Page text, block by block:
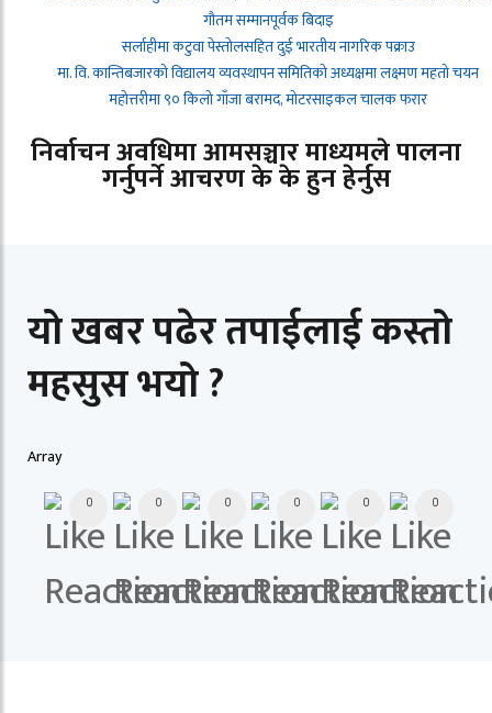
गौतम सम्मानपूर्वक बिदाइ
सर्लाहीमा कटुवा पेस्तोलसहित दुई भारतीय नागरिक पक्राउ
मा. वि. कान्तिबजारको विद्यालय व्यवस्थापन समितिको अध्यक्षमा लक्ष्मण महतो चयन
महोत्तरीमा ९० किलो गाँजा बरामद, मोटरसाइकल चालक फरार
निर्वाचन अवधिमा आमसञ्चार माध्यमले पालना
गर्नुपर्ने आचरण के के हुन हेर्नुस
यो खबर पढेर तपाईलाई कस्तो
महसुस भयो ?
Array
0 0 0 0 0 0